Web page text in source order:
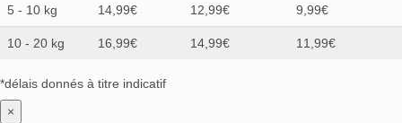
Distillerie de l'Île de Ré(0)
(0)
Domenis 1898
Don Coconut
Don Julio(0) Don Pancho
5 - 10 kg 14,99€ 12,99€ 9,99€
10 - 20 kg 16,99€ 14,99€ 11,99€
*délais donnés à titre indicatif
×